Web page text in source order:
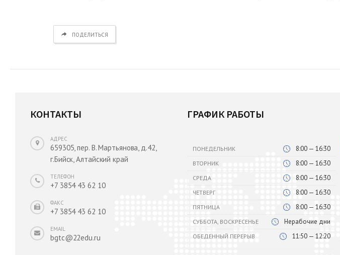
ПОДЕЛИТЬСЯ
КОНТАКТЫ
АДРЕС
659305, пер. В. Мартьянова, д.42,
г.Бийск, Алтайский край
ТЕЛЕФОН
+7 3854 43 62 10
ФАКС
+7 3854 43 62 10
EMAIL
bgtc@22edu.ru
ГРАФИК РАБОТЫ
ПОНЕДЕЛЬНИК 8:00 — 16:30
ВТОРНИК 8:00 — 16:30
СРЕДА 8:00 — 16:30
ЧЕТВЕРГ 8:00 — 16:30
ПЯТНИЦА 8:00 — 16:30
СУББОТА, ВОСКРЕСЕНЬЕ Нерабочие дни
ОБЕДЕННЫЙ ПЕРЕРЫВ 11:50 — 12:20